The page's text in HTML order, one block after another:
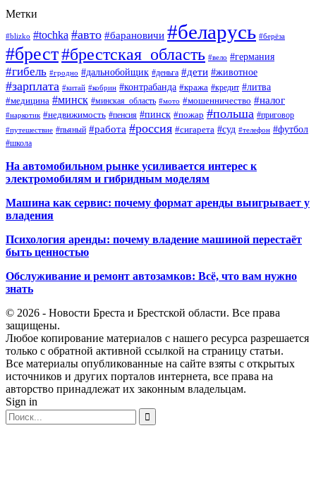
Метки
#blizko #tochka #авто #барановичи #беларусь #берёза
#брест#брестская_область #вело #германия
#гибель #гродно #дальнобойщик #деньга #дети #животное
#зарплата #китай #кобрин #контрабанда #кража #кредит #литва
#медицина #минск #минская_область #мото #мошенничество #налог
#наркотик #недвижимость #пенсия #пинск #пожар #польша #приговор
#путешествие #пьяный #работа #россия #сигарета #суд #телефон #футбол
#школа
На автомобильном рынке усиливается интерес к
электромобилям и гибридным моделям
Машина как сервис: почему формат аренды выигрывает у
владения
Психология аренды: почему владение машиной перестаёт
быть ценностью
Обслуживание и ремонт автозамков: Всё, что вам нужно
знать
© 2026 - Новости Бреста и Брестской области. Все права
защищены.
Любое копирование материалов с нашего ресурса разрешается
только с обратной активной ссылкой на страницу статьи.
Все материалы опубликованные на сайте взяты с открытых
источников и других порталов интернета, все права на
авторство принадлежат их законным владельцам.
Sign in